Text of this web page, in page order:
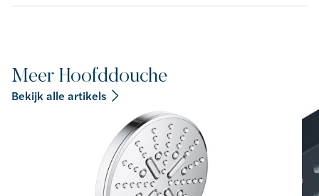
Meer Hoofddouche
Bekijk alle artikels